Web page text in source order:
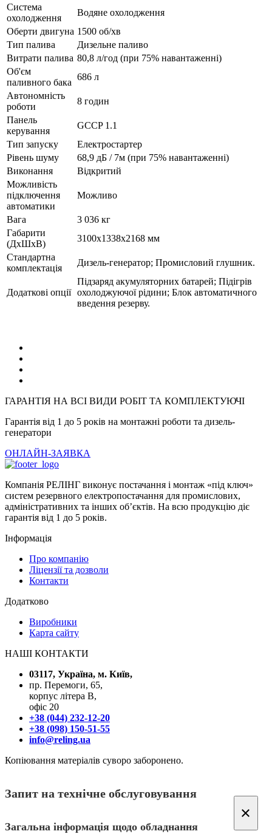
Система
охолодження
Водяне охолодження
Оберти двигуна 1500 об/хв
Тип палива
Дизельне паливо
Витрати палива 80,8 л/год (при 75% навантаженні)
Об'єм
паливного бака
686 л
Автономність
роботи
8 годин
Панель
керування
GCCP 1.1
Тип запуску
Електростартер
Рівень шуму
68,9 дБ / 7м (при 75% навантаженні)
Виконання
Відкритий
Можливість
підключення
автоматики
Можливо
Вага
3 036 кг
Габарити
(ДхШхВ)
3100х1338х2168 мм
Стандартна
комплектація
Дизель-генератор; Промисловий глушник.
Додаткові опції
Підзаряд акумуляторних батарей; Підігрів
охолоджуючої рідини; Блок автоматичного
введення резерву.
ГАРАНТІЯ НА ВСІ ВИДИ РОБІТ ТА КОМПЛЕКТУЮЧІ
Гарантія від 1 до 5 років на монтажні роботи та дизель-
генератори
ОНЛАЙН-ЗАЯВКА
Компанія РЕЛІНГ виконує постачання і монтаж «під ключ»
систем резервного електропостачання для промислових,
адміністративних та інших об’єктів. На всю продукцію діє
гарантія від 1 до 5 років.
Інформація
Про компанію
Ліцензії та дозволи
Контакти
Додатково
Виробники
Карта сайту
НАШІ КОНТАКТИ
03117, Україна, м. Київ,
пр. Перемоги, 65,
корпус літера В,
офіс 20
+38 (044) 232-12-20
+38 (098) 150-51-55
info@reling.ua
Копіювання матеріалів суворо заборонено.
Запит на технічне обслуговування
×
Загальна інформація щодо обладнання